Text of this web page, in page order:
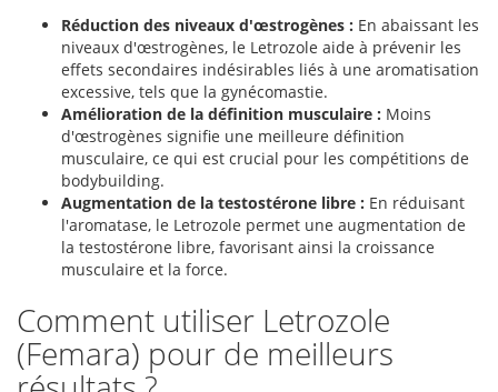
Réduction des niveaux d'œstrogènes : En abaissant les
niveaux d'œstrogènes, le Letrozole aide à prévenir les
effets secondaires indésirables liés à une aromatisation
excessive, tels que la gynécomastie.
Amélioration de la définition musculaire : Moins
d'œstrogènes signifie une meilleure définition
musculaire, ce qui est crucial pour les compétitions de
bodybuilding.
Augmentation de la testostérone libre : En réduisant
l'aromatase, le Letrozole permet une augmentation de
la testostérone libre, favorisant ainsi la croissance
musculaire et la force.
Comment utiliser Letrozole
(Femara) pour de meilleurs